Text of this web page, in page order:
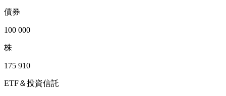
債券
100 000
株
175 910
ETF＆投資信託